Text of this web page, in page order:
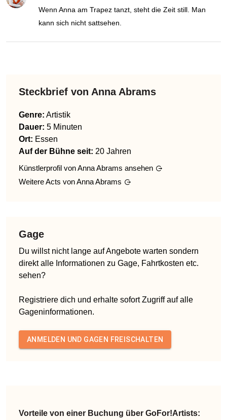
Wenn Anna am Trapez tanzt, steht die Zeit still. Man
kann sich nicht sattsehen.
Steckbrief von Anna Abrams
Genre: Artistik
Dauer: 5 Minuten
Ort: Essen
Auf der Bühne seit: 20 Jahren
Künstlerprofil vonAnna Abrams ansehen
Weitere Acts vonAnna Abrams
Gage
Du willst nicht lange auf Angebote warten sondern
direkt alle Informationen zu Gage, Fahrtkosten etc.
sehen?
Registriere dich und erhalte sofort Zugriff auf alle
Gageninformationen.
ANMELDEN UND GAGEN FREISCHALTEN
Vorteile von einer Buchung über GoFor!Artists: